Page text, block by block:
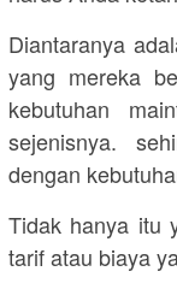
Diantaranya
yang mereka
kebutuhan
sejenisnya.
dengan
Tidak hanya itu
tarif atau biaya